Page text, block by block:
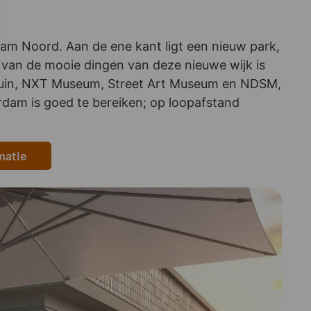
Noord. Aan de ene kant ligt een nieuw park,
de mooie dingen van deze nieuwe wijk is
NXT Museum, Street Art Museum en NDSM,
is goed te bereiken; op loopafstand